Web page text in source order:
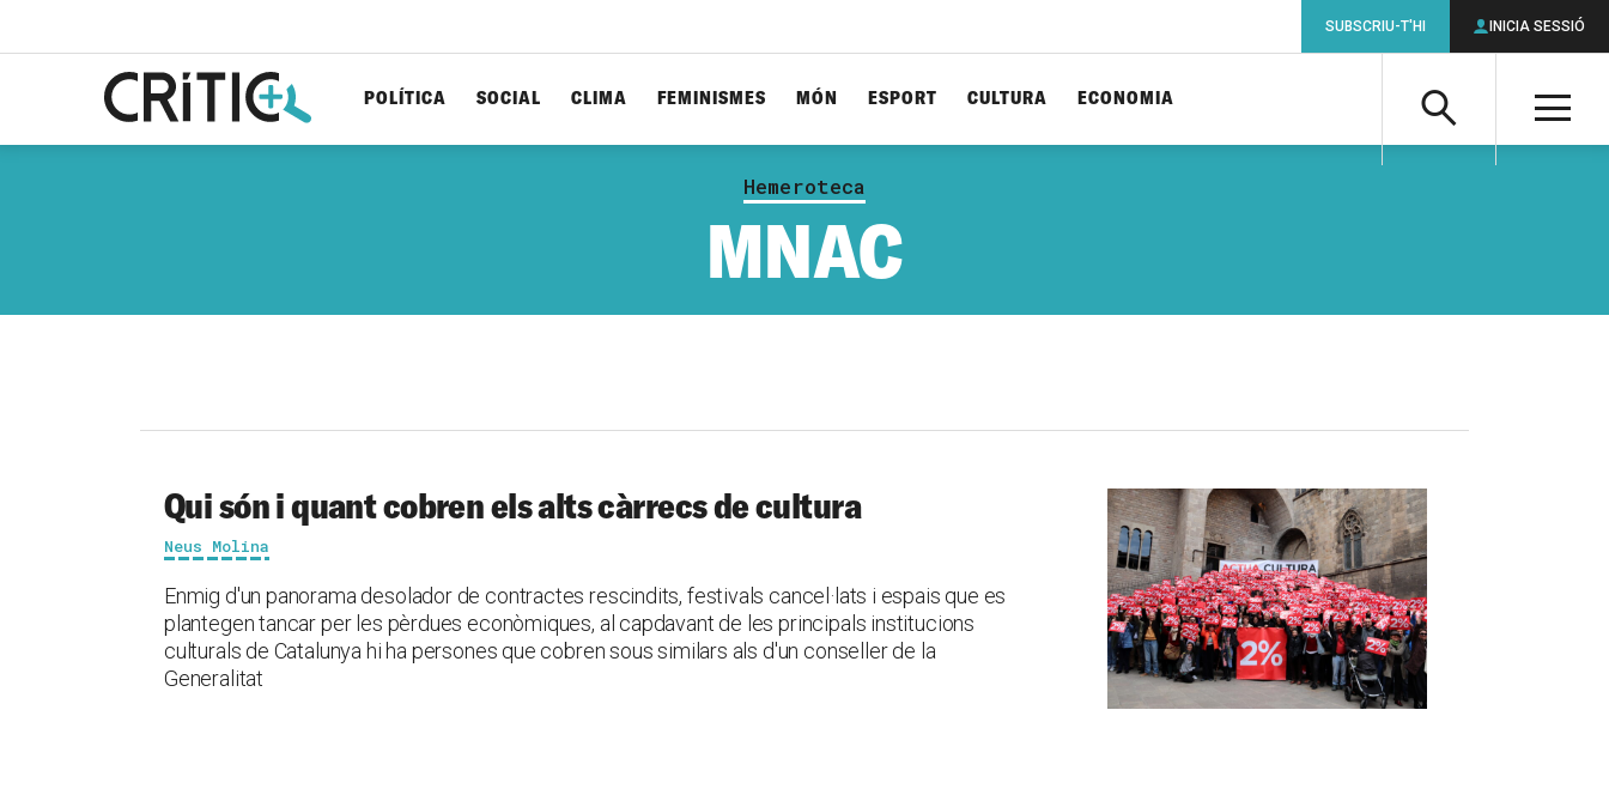
Cerca
POLÍTICA SOCIAL CLIMA FEMINISMES MÓN ESPORT CULTURA ECONOMIA
SUBSCRIU-T'HI INICIA SESSIÓ
Hemeroteca
MNAC
Qui són i quant cobren els alts càrrecs de cultura
Neus Molina
Enmig d'un panorama desolador de contractes rescindits, festivals cancel·lats i espais que es
plantegen tancar per les pèrdues econòmiques, al capdavant de les principals institucions
culturals de Catalunya hi ha persones que cobren sous similars als d'un conseller de la
Generalitat